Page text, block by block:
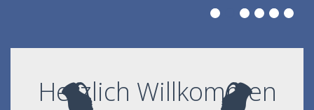
Herzlich Willkommen